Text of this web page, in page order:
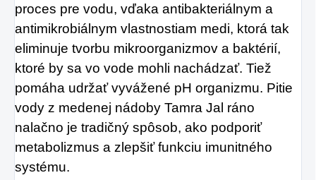
proces pre vodu, vďaka antibakteriálnym a
antimikrobiálnym vlastnostiam medi, ktorá tak
eliminuje tvorbu mikroorganizmov a baktérií,
ktoré by sa vo vode mohli nachádzať. Tiež
pomáha udržať vyvážené pH organizmu. Pitie
vody z medenej nádoby Tamra Jal ráno
nalačno je tradičný spôsob, ako podporiť
metabolizmus a zlepšiť funkciu imunitného
systému.